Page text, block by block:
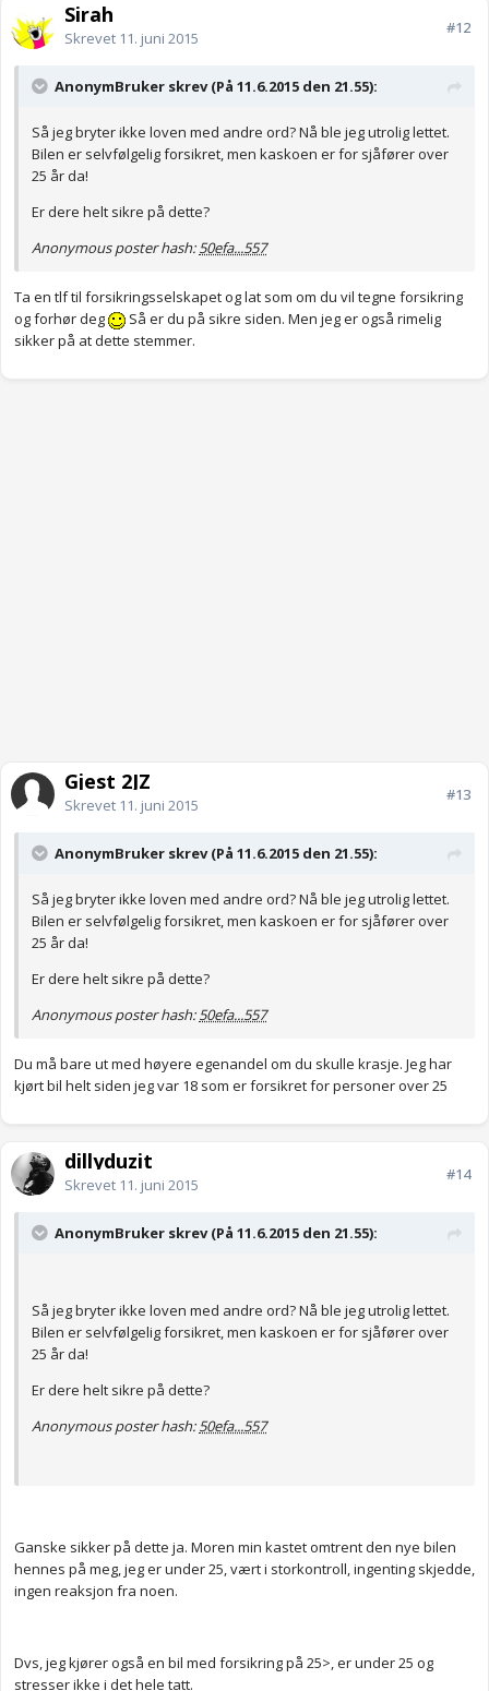
Sirah
Skrevet 11. juni 2015
#12
AnonymBruker skrev (På 11.6.2015 den 21.55):
Så jeg bryter ikke loven med andre ord? Nå ble jeg utrolig lettet.
Bilen er selvfølgelig forsikret, men kaskoen er for sjåfører over
25 år da!
Er dere helt sikre på dette?
Anonymous poster hash:50efa...557
Ta en tlf til forsikringsselskapet og lat som om du vil tegne forsikring
og forhør deg
Så er du på sikre siden. Men jeg er også rimelig
sikker på at dette stemmer.
Gjest 2JZ
Skrevet 11. juni 2015
#13
AnonymBruker skrev (På 11.6.2015 den 21.55):
Så jeg bryter ikke loven med andre ord? Nå ble jeg utrolig lettet.
Bilen er selvfølgelig forsikret, men kaskoen er for sjåfører over
25 år da!
Er dere helt sikre på dette?
Anonymous poster hash:50efa...557
Du må bare ut med høyere egenandel om du skulle krasje. Jeg har
kjørt bil helt siden jeg var 18 som er forsikret for personer over 25
dillyduzit
Skrevet 11. juni 2015
#14
AnonymBruker skrev (På 11.6.2015 den 21.55):
Så jeg bryter ikke loven med andre ord? Nå ble jeg utrolig lettet.
Bilen er selvfølgelig forsikret, men kaskoen er for sjåfører over
25 år da!
Er dere helt sikre på dette?
Anonymous poster hash:50efa...557
Ganske sikker på dette ja. Moren min kastet omtrent den nye bilen
hennes på meg, jeg er under 25, vært i storkontroll, ingenting skjedde,
ingen reaksjon fra noen.
Dvs, jeg kjører også en bil med forsikring på 25>, er under 25 og
stresser ikke i det hele tatt.